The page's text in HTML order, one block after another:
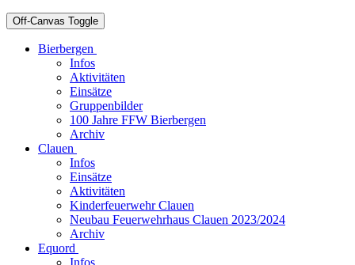
Off-Canvas Toggle
Bierbergen
Infos
Aktivitäten
Einsätze
Gruppenbilder
100 Jahre FFW Bierbergen
Archiv
Clauen
Infos
Einsätze
Aktivitäten
Kinderfeuerwehr Clauen
Neubau Feuerwehrhaus Clauen 2023/2024
Archiv
Equord
Infos